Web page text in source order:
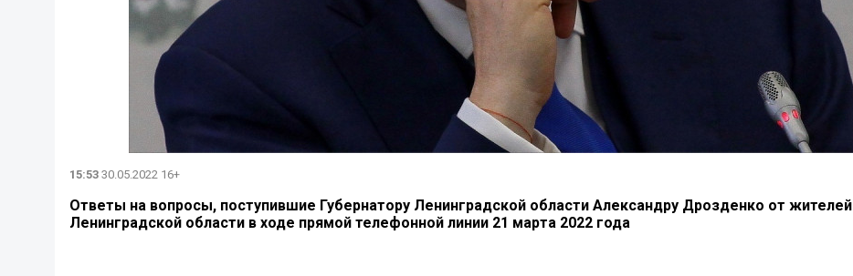
15:53 30.05.2022 16+
Ответы на вопросы, поступившие Губернатору Ленинградской области Александру Дрозденко от жителей
Ленинградской области в ходе прямой телефонной линии 21 марта 2022 года